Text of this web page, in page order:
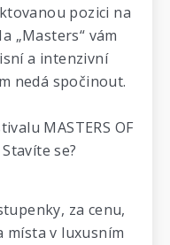
pozici na
„Masters“ vám
a intenzivní
nedá spočinout.
MASTERS OF
se?
za cenu,
místa v luxusním